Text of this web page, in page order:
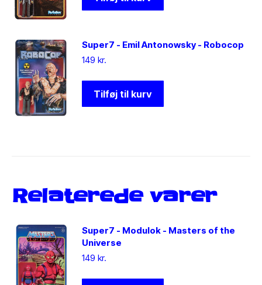
Super7 - Emil Antonowsky - Robocop
149 kr.
Tilføj til kurv
Relaterede varer
Super7 - Modulok - Masters of the
Universe
149 kr.